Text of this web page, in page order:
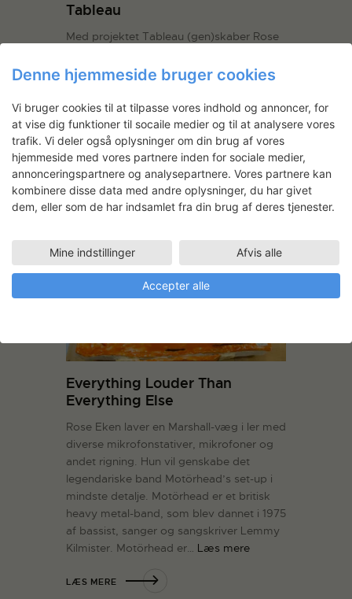
Tableau
Med projektet Tableau (gen)skaber Rose
en udfordring af vores syn på den
kunstneriske produktion og oplevelse.
Aug. 2015 Via kontakt til
samtidskunstnere fra hele verden har
Rose Eken fået et sjældent indblik i
kunstnernes atelierer, arbejdsborde og
værktøjer. Dette store…Læs mere
LÆS MERE
Everything Louder Than
Everything Else
Rose Eken laver en Marshall-væg i ler med
diverse mikrofonstativer, mikrofoner og
andet rigning. Hun vil genskabe det
legendariske band Motörhead’s set-up i
mindste detalje. Motörhead er et britisk
heavy metal-band, som blev dannet i 1975
af bassist, sanger og sangskriver Lemmy
Kilmister. Motörhead er… Læs mere
LÆS MERE
Denne hjemmeside bruger cookies
Vi bruger cookies til at tilpasse vores indhold og annoncer, for
at vise dig funktioner til socaile medier og til at analysere vores
trafik. Vi deler også oplysninger om din brug af vores
hjemmeside med vores partnere inden for sociale medier,
annonceringspartnere og analysepartnere. Vores partnere kan
kombinere disse data med andre oplysninger, du har givet
dem, eller som de har indsamlet fra din brug af deres tjenester.
Mine indstillinger Afvis alle
Accepter alle